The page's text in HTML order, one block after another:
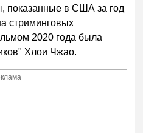
показанные в США за год
стриминговых
2020 года была
Хлои Чжао.